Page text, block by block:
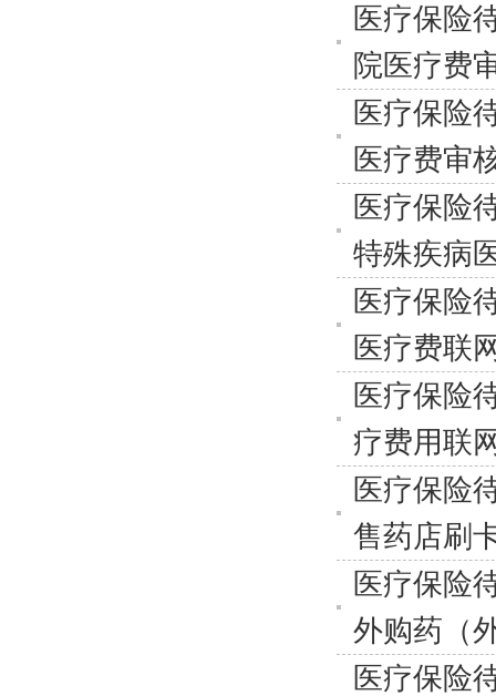
医疗保险
院医疗费
医疗保险
医疗费审
医疗保险
特殊疾病
医疗保险
医疗费联
医疗保险
疗费用联
医疗保险
售药店刷
医疗保险
外购药（
医疗保险